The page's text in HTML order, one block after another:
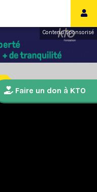
Contenu sponsorisé
Faire un don à KTO